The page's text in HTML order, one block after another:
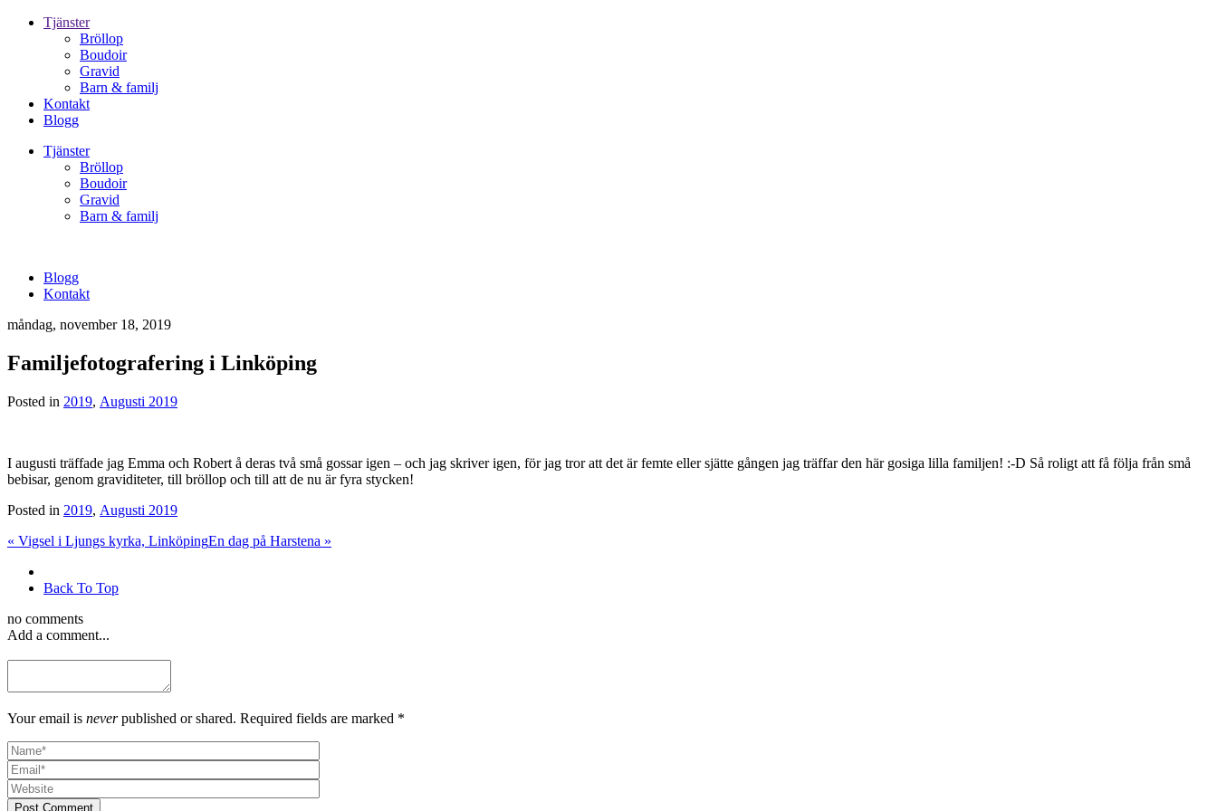
Tjänster
Bröllop
Boudoir
Gravid
Barn & familj
Kontakt
Blogg
Tjänster
Bröllop
Boudoir
Gravid
Barn & familj
Blogg
Kontakt
måndag, november 18, 2019
Familjefotografering i Linköping
Posted in 2019, Augusti 2019
I augusti träffade jag Emma och Robert å deras två små gossar igen – och jag skriver igen, för jag tror att det är femte eller sjätte gången jag träffar den här gosiga lilla familjen! :-D Så roligt att få följa från små
bebisar, genom graviditeter, till bröllop och till att de nu är fyra stycken!
Posted in 2019, Augusti 2019
« Vigsel i Ljungs kyrka, LinköpingEn dag på Harstena »
Back To Top
no comments
Add a comment...
Your email is neverpublished or shared. Required fields are marked *
Post Comment